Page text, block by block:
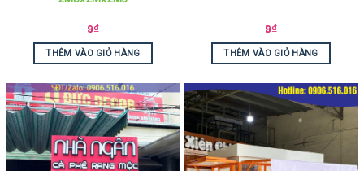
9₫
THÊM VÀO GIỎ HÀNG
9₫
THÊM VÀO GIỎ HÀNG